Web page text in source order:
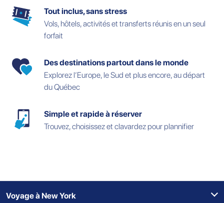
Tout inclus, sans stress
Vols, hôtels, activités et transferts réunis en un seul
forfait
Des destinations partout dans le monde
Explorez l’Europe, le Sud et plus encore, au départ
du Québec
Simple et rapide à réserver
Trouvez, choisissez et clavardez pour plannifier
Voyage à New York